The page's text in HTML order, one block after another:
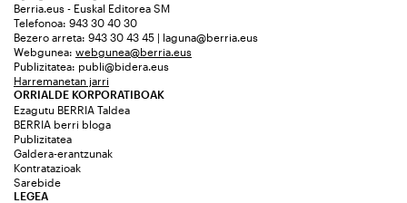
Berria.eus - Euskal Editorea SM
Telefonoa: 943 30 40 30
Bezero arreta: 943 30 43 45 | laguna@berria.eus
Webgunea: webgunea@berria.eus
Publizitatea: publi@bidera.eus
Harremanetan jarri
ORRIALDE KORPORATIBOAK
Ezagutu BERRIA Taldea
BERRIA berri bloga
Publizitatea
Galdera-erantzunak
Kontratazioak
Sarebide
LEGEA